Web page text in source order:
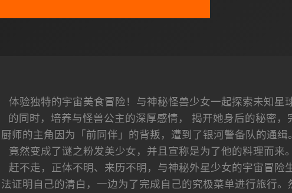
体验独特的宇宙美食冒险！与神秘怪兽少女一起探索未知
的同时，培养与怪兽公主的深厚感情， 揭开她身后的秘密
厨师的主角因为「前同伴」的背叛，遭到了银河警备队的通
竟然变成了谜之粉发美少女，并且宣称是为了他的料理而来
赶不走，正体不明、来历不明，与神秘外星少女的宇宙冒
法证明自己的清白，一边为了完成自己的究极菜单进行旅行